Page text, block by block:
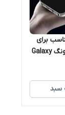
برای
گوشی موبایل سامسونگ Galaxy
سبد